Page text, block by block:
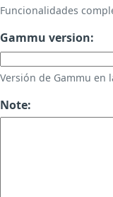
Funcionalidades
Gammu version:
Versión de Gammu en
Note: